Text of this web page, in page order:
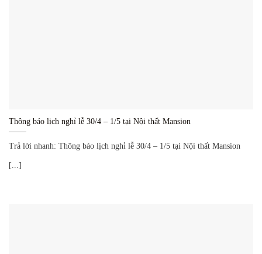
Thông báo lịch nghỉ lễ 30/4 – 1/5 tại Nội thất Mansion
Trả lời nhanh: Thông báo lịch nghỉ lễ 30/4 – 1/5 tại Nội thất Mansion
[...]